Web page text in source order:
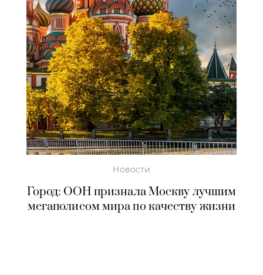
Новости
Город: ООН признала Москву лучшим
мегаполисом мира по качеству жизни